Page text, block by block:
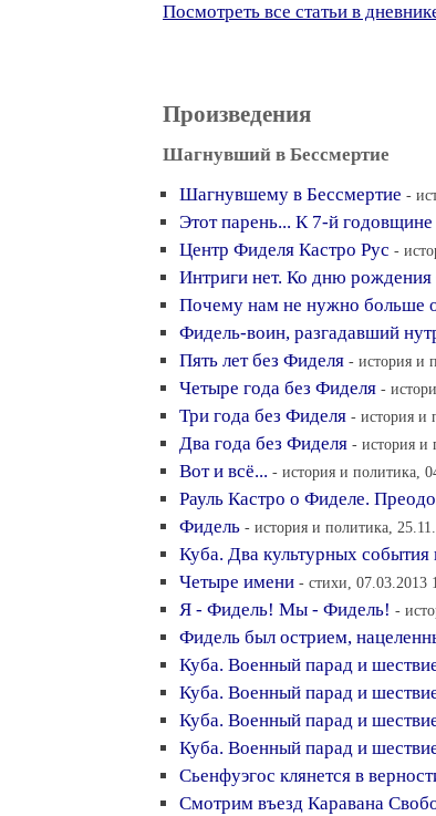
Посмотреть все статьи в
Произведения
Шагнувший в Бессмертие
Шагнувшему в Бессмертие -
Этот парень... К 7-й
Центр Фиделя Кастро Рус -
Интриги нет. Ко дню
Почему нам не нужно больше
Фидель-воин, разгадавший
Пять лет без Фиделя - история и
Четыре года без Фиделя -
Три года без Фиделя - история и
Два года без Фиделя - история и
Вот и всё... - история и политика,
Рауль Кастро о Фиделе.
Фидель - история и политика,
Куба. Два культурных события
Четыре имени - стихи, 07.03.2013
Я - Фидель! Мы - Фидель! -
Фидель был острием,
Куба. Военный парад и
Куба. Военный парад и
Куба. Военный парад и
Куба. Военный парад и
Сьенфуэгос клянется в
Смотрим въезд Каравана